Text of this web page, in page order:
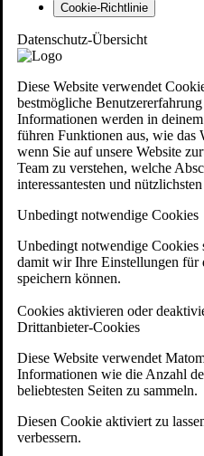
Cookie-Richtlinie
Datenschutz-Übersicht
Diese Website verwendet
bestmögliche
Informationen werden in
führen Funktionen aus, wie das
wenn Sie auf unsere Website
Team zu verstehen, welche
interessantesten und
Unbedingt notwendige Cookies
Unbedingt notwendige Cookies
damit wir Ihre Einstellungen für
speichern können.
Cookies aktivieren oder
Drittanbieter-Cookies
Diese Website verwendet
Informationen wie die Anzahl
beliebtesten Seiten zu sammeln.
Diesen Cookie aktiviert zu
verbessern.